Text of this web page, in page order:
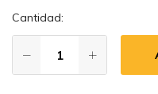
Cantidad: